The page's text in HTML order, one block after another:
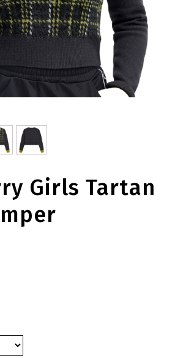
Girls Tartan